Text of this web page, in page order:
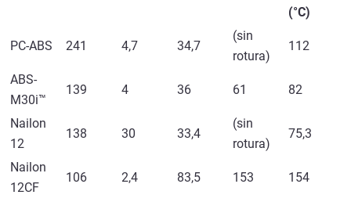
(°C)
PC-ABS 241 4,7 34,7
(sin
rotura)
112
ABS-
M30i™
139 4 36 61 82
Nailon
12
138 30 33,4
(sin
rotura)
75,3
Nailon
12CF
106 2,4 83,5 153 154